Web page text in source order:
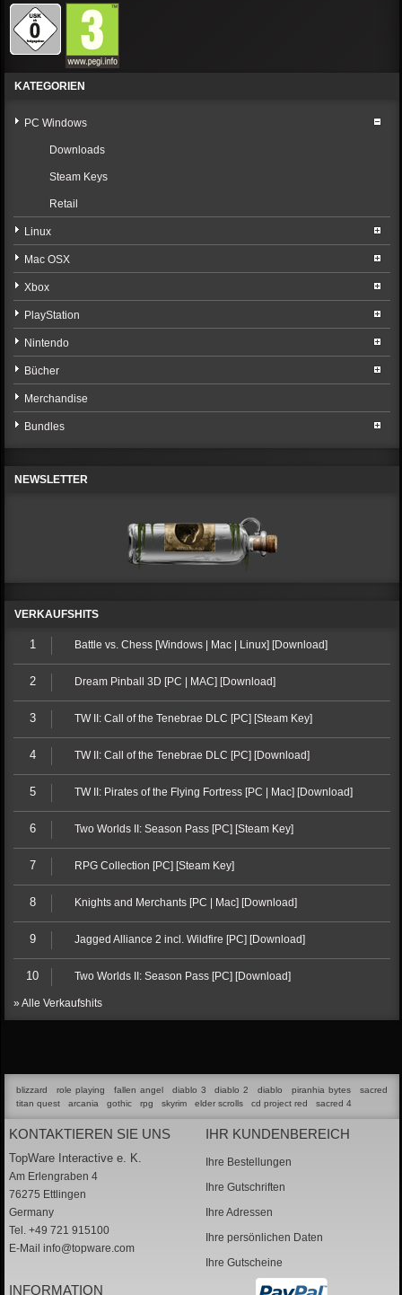
KATEGORIEN
PC Windows
Downloads
Steam Keys
Retail
Linux
Mac OSX
Xbox
PlayStation
Nintendo
Bücher
Merchandise
Bundles
NEWSLETTER
VERKAUFSHITS
1 Battle vs. Chess [Windows | Mac | Linux] [Download]
2 Dream Pinball 3D [PC | MAC] [Download]
3 TW II: Call of the Tenebrae DLC [PC] [Steam Key]
4 TW II: Call of the Tenebrae DLC [PC] [Download]
5 TW II: Pirates of the Flying Fortress [PC | Mac] [Download]
6 Two Worlds II: Season Pass [PC] [Steam Key]
7 RPG Collection [PC] [Steam Key]
8 Knights and Merchants [PC | Mac] [Download]
9 Jagged Alliance 2 incl. Wildfire [PC] [Download]
10 Two Worlds II: Season Pass [PC] [Download]
» Alle Verkaufshits
blizzard role playing fallen angel diablo 3 diablo 2 diablo piranhia bytes
sacred
titan quest
arcania gothic rpg skyrim elder scrolls cd project red sacred 4
KONTAKTIEREN SIE UNS
TopWare Interactive e. K.
Am Erlengraben 4
76275 Ettlingen
Germany
Tel. +49 721 915100
E-Mail info@topware.com
IHR KUNDENBEREICH
Ihre Bestellungen
Ihre Gutschriften
Ihre Adressen
Ihre persönlichen Daten
Ihre Gutscheine
INFORMATION